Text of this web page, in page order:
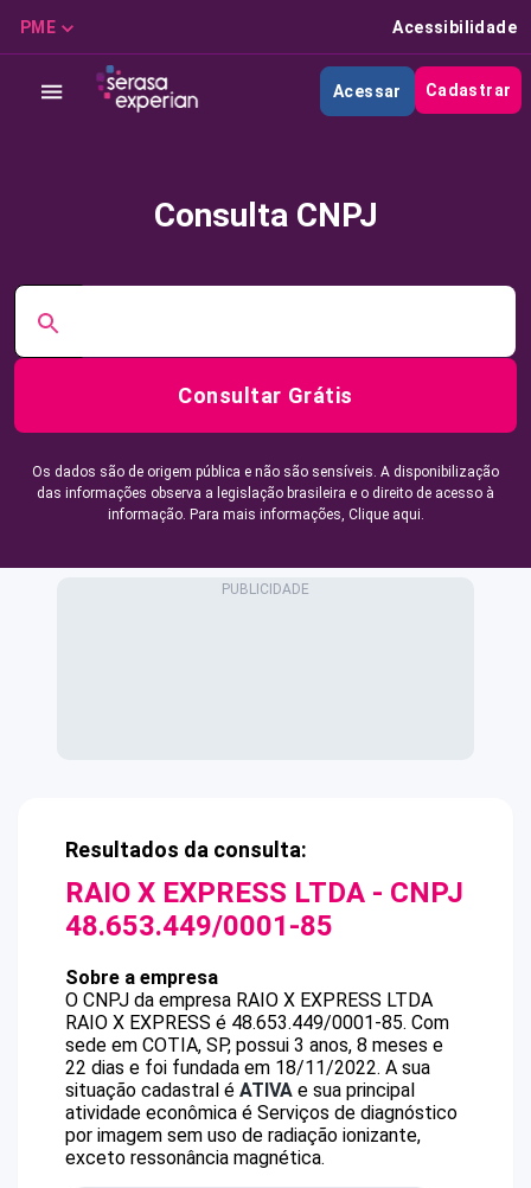
PME Acessibilidade
Acessar Cadastrar
Consulta CNPJ
Consultar Grátis
Os dados são de origem pública e não são sensíveis. A disponibilização
das informações observa a legislação brasileira e o direito de acesso à
informação. Para mais informações, Clique aqui.
Resultados da consulta:
RAIO X EXPRESS LTDA - CNPJ
48.653.449/0001-85
Sobre a empresa
O CNPJ da empresa RAIO X EXPRESS LTDA
RAIO X EXPRESS é 48.653.449/0001-85. Com
sede em COTIA, SP, possui 3 anos, 8 meses e
22 dias e foi fundada em 18/11/2022. A sua
situação cadastral é ATIVA e sua principal
atividade econômica é Serviços de diagnóstico
por imagem sem uso de radiação ionizante,
exceto ressonância magnética.